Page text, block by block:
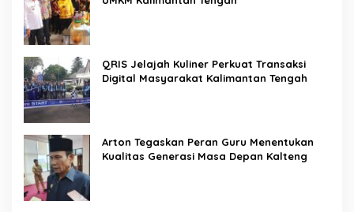
QRIS Jelajah Kuliner Perkuat Transaksi
Digital Masyarakat Kalimantan Tengah
Arton Tegaskan Peran Guru Menentukan
Kualitas Generasi Masa Depan Kalteng